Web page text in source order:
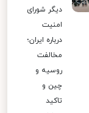
دیگر شورای
امنیت
درباره ایران؛
مخالفت
روسیه و
چین و
تاکید